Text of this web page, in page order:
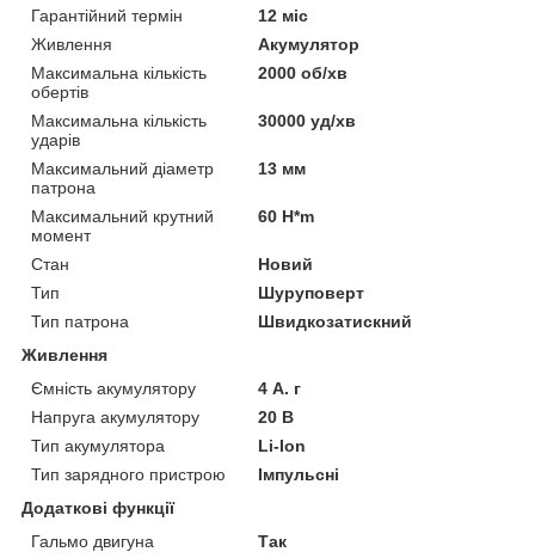
Гарантійний термін
12 міс
Живлення
Акумулятор
Максимальна кількість
обертів
2000 об/хв
Максимальна кількість
ударів
30000 уд/хв
Максимальний діаметр
патрона
13 мм
Максимальний крутний
момент
60 H*m
Стан
Новий
Тип
Шуруповерт
Тип патрона
Швидкозатискний
Живлення
Ємність акумулятору
4 А. г
Напруга акумулятору
20 В
Тип акумулятора
Li-Ion
Тип зарядного пристрою
Імпульсні
Додаткові функції
Гальмо двигуна
Так